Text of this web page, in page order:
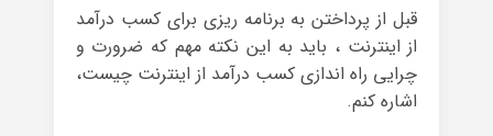
قبل از پرداختن به برنامه ریزی برای کسب درآمد
از اینترنت ، باید به این نکته مهم که ضرورت و
چرایی راه اندازی کسب درآمد از اینترنت چیست،
اشاره کنم.